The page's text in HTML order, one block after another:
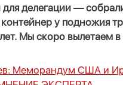
делегации —
у подножия
Мы скоро вылетаем
Меморандум США и